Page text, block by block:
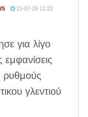
11-07-26 11:22
για λίγο
εμφανίσεις
ρυθμούς
γλεντιού